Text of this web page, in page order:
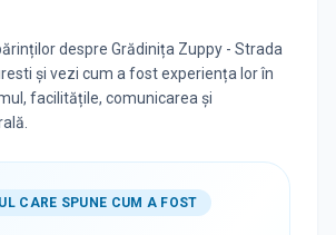
despre Grădinița Zuppy - Strada
și vezi cum a fost experiența lor în
facilitățile, comunicarea și
CARE SPUNE CUM A FOST